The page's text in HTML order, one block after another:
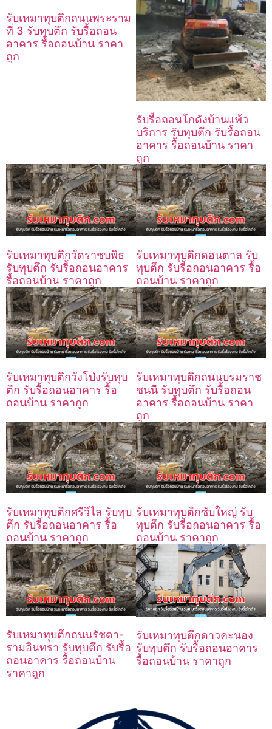
รับเหมาทุบตึกถนนพระราม
ที่ 3 รับทุบตึก รับรื้อถอน
อาคาร รื้อถอนบ้าน ราคา
ถูก
รับรื้อถอนโกดังบ้านแพ้ว
บริการ รับทุบตึก รับรื้อถอน
อาคาร รื้อถอนบ้าน ราคา
ถูก
รับเหมาทุบตึกวัดราชบพิธ
รับทุบตึก รับรื้อถอนอาคาร
รื้อถอนบ้าน ราคาถูก
รับเหมาทุบตึกดอนตาล รับ
ทุบตึก รับรื้อถอนอาคาร รื้อ
ถอนบ้าน ราคาถูก
รับเหมาทุบตึกวังโป่งรับทุบ
ตึก รับรื้อถอนอาคาร รื้อ
ถอนบ้าน ราคาถูก
รับเหมาทุบตึกถนนบรมราช
ชนนี รับทุบตึก รับรื้อถอน
อาคาร รื้อถอนบ้าน ราคา
ถูก
รับเหมาทุบตึกศรีวิไล รับทุบ
ตึก รับรื้อถอนอาคาร รื้อ
ถอนบ้าน ราคาถูก
รับเหมาทุบตึกซับใหญ่ รับ
ทุบตึก รับรื้อถอนอาคาร รื้อ
ถอนบ้าน ราคาถูก
รับเหมาทุบตึกถนนรัชดา-
รามอินทรา รับทุบตึก รับรื้อ
ถอนอาคาร รื้อถอนบ้าน
ราคาถูก
รับเหมาทุบตึกดาวคะนอง
รับทุบตึก รับรื้อถอนอาคาร
รื้อถอนบ้าน ราคาถูก